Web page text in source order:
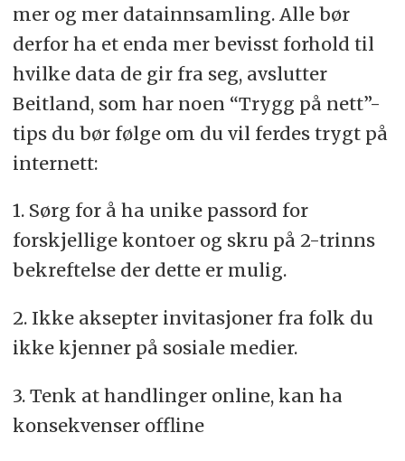
mer og mer datainnsamling. Alle bør
derfor ha et enda mer bevisst forhold til
hvilke data de gir fra seg, avslutter
Beitland, som har noen “Trygg på nett”-
tips du bør følge om du vil ferdes trygt på
internett:
1. Sørg for å ha unike passord for
forskjellige kontoer og skru på 2-trinns
bekreftelse der dette er mulig.
2. Ikke aksepter invitasjoner fra folk du
ikke kjenner på sosiale medier.
3. Tenk at handlinger online, kan ha
konsekvenser offline